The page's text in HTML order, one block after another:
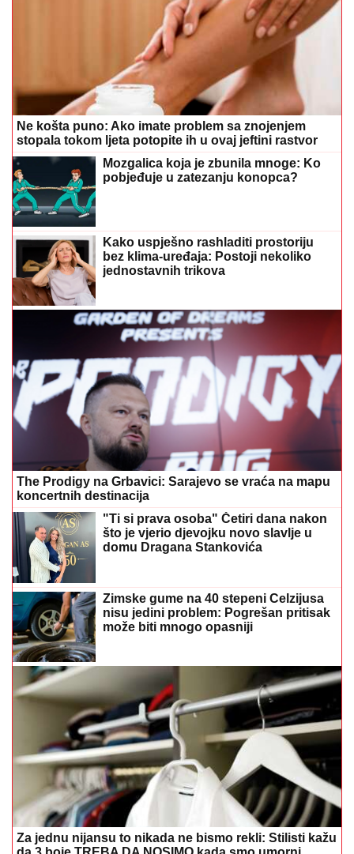
Ne košta puno: Ako imate problem sa znojenjem
stopala tokom ljeta potopite ih u ovaj jeftini rastvor
Mozgalica koja je zbunila mnoge: Ko
pobjeđuje u zatezanju konopca?
Kako uspješno rashladiti prostoriju
bez klima-uređaja: Postoji nekoliko
jednostavnih trikova
The Prodigy na Grbavici: Sarajevo se vraća na mapu
koncertnih destinacija
"Ti si prava osoba" Četiri dana nakon
što je vjerio djevojku novo slavlje u
domu Dragana Stankovića
Zimske gume na 40 stepeni Celzijusa
nisu jedini problem: Pogrešan pritisak
može biti mnogo opasniji
Za jednu nijansu to nikada ne bismo rekli: Stilisti kažu